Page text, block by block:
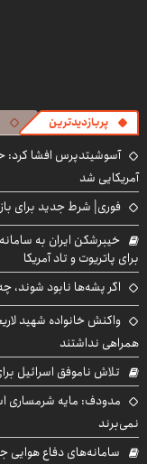
پربازدیدترین
آمریکایی شد
فوری| شرط جدید برای
خیبرشکن ایران به
برای پاتریوت و تاد آمریکا
اگر پشه‌ها نابود شوند،
واکنش خانواده شهید
همراهی نداشتند
تلاش ناموفق اسرائیل
مدودف: مایه شرمساری
نمی‌برند
سامانه‌های دفاع هوایی